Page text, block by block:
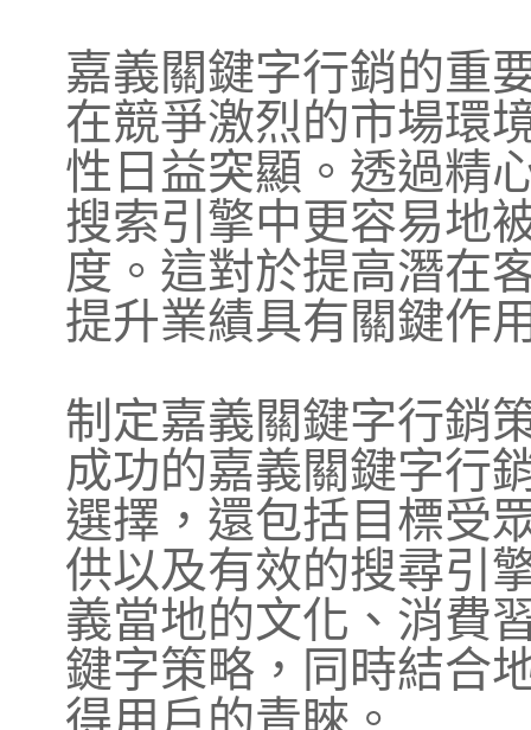
嘉義關鍵字行銷的重
在競爭激烈的市場環
性日益突顯。透過精
搜索引擎中更容易地
度。這對於提高潛在
提升業績具有關鍵作
制定嘉義關鍵字行銷
成功的嘉義關鍵字行
選擇，還包括目標受
供以及有效的搜尋引
義當地的文化、消費
鍵字策略，同時結合
得用戶的青睞。